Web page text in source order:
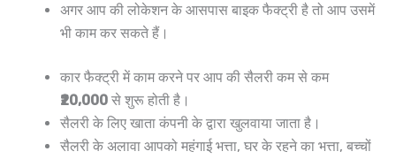
अगर आप की लोकेशन के आसपास बाइक फैक्ट्री है तो आप उसमें
भी काम कर सकते हैं।
कार फैक्ट्री में काम करने पर आप की सैलरी कम से कम
₹20,000 से शुरू होती है।
सैलरी के लिए खाता कंपनी के द्वारा खुलवाया जाता है।
सैलरी के अलावा आपको महंगाई भत्ता, घर के रहने का भत्ता, बच्चों